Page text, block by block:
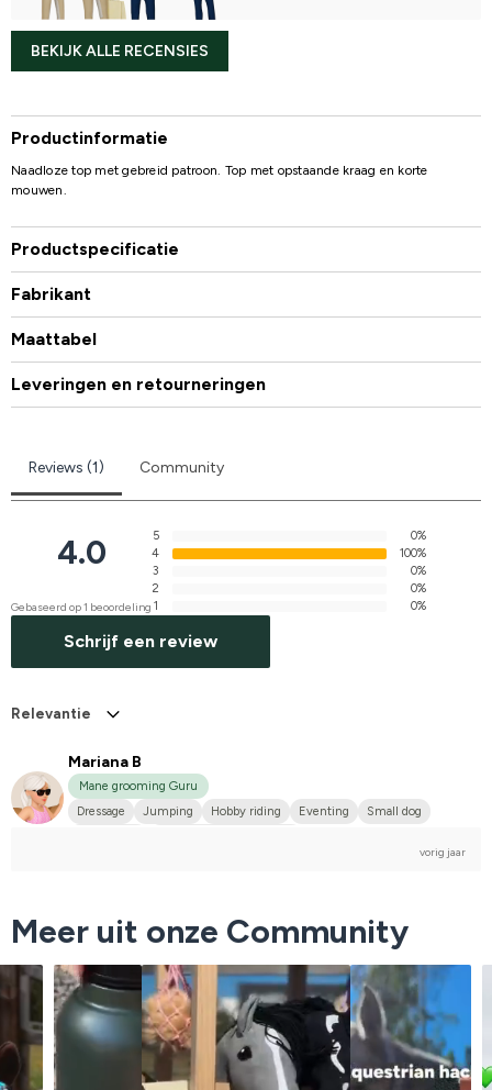
BEKIJK ALLE RECENSIES
Productinformatie
Naadloze top met gebreid patroon. Top met opstaande kraag en korte
mouwen.
Productspecificatie
Fabrikant
Maattabel
Leveringen en retourneringen
Reviews (1) Community
4.0
Gebaseerd op 1 beoordeling
5
0%
4
100%
3
0%
2
0%
1
0%
Schrijf een review
Relevantie
Mariana B
Mane grooming Guru
Dressage
Jumping Hobby riding Eventing
Small dog
vorig jaar
Meer uit onze Community